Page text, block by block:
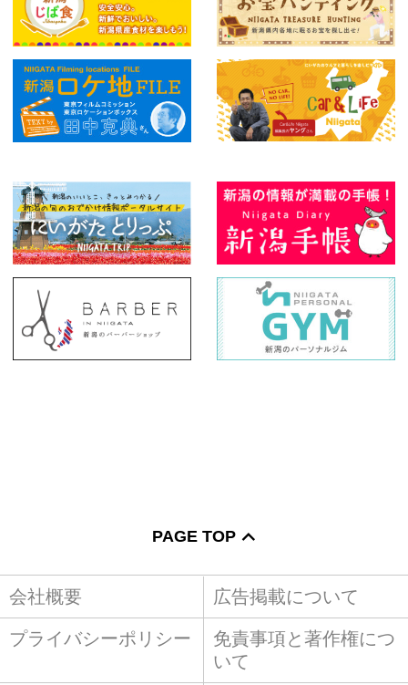
PAGE TOP
会社概要 広告掲載について
プライバシーポリシー
免責事項と著作権につ
いて